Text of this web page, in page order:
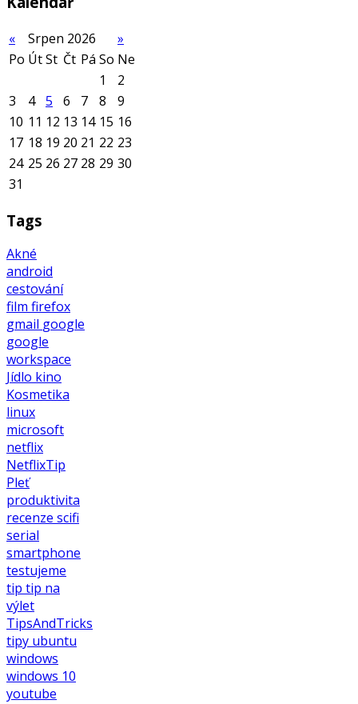
« Srpen 2026
»
Po ÚtSt Čt Pá So Ne
1
2
3
4 5 6 7 8
9
10 11 12 13 14 15 16
17 18 19 20 21 22 23
24 25 26 27 28 29 30
31
Tags
Akné
android
cestování
film firefox
gmail google
google
workspace
Jídlo kino
Kosmetika
linux
microsoft
netflix
NetflixTip
Pleť
produktivita
recenze scifi
serial
smartphone
testujeme
tip tip na
výlet
TipsAndTricks
tipy ubuntu
windows
windows 10
youtube